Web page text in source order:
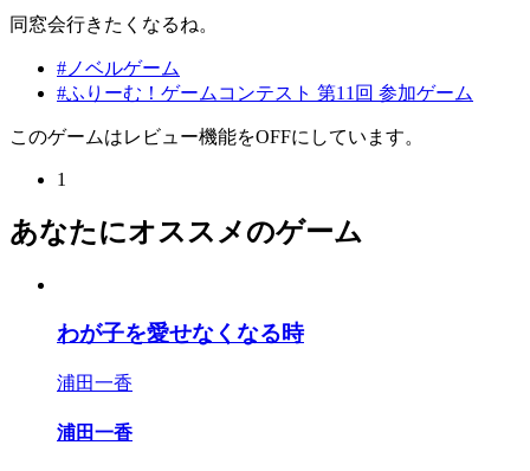
同窓会行きたくなるね。
#ノベルゲーム
#ふりーむ！ゲームコンテスト 第11回 参加ゲーム
このゲームはレビュー機能をOFFにしています。
1
あなたにオススメのゲーム
わが子を愛せなくなる時
浦田一香
浦田一香